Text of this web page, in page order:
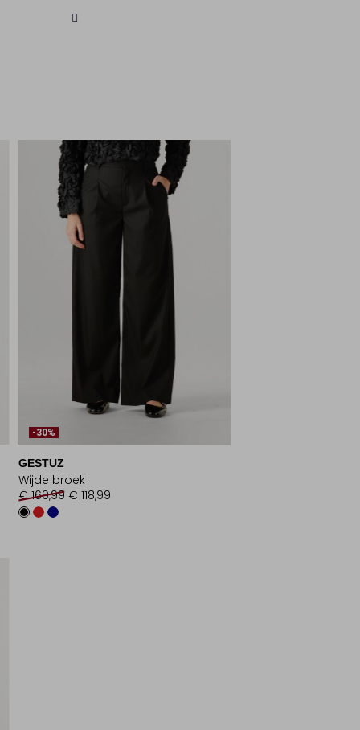
gelegenheid. GESTUZ staat bekend
-30%
GESTUZ
Wijde broek
€ 169,99 € 118,99